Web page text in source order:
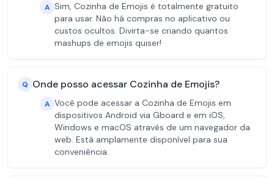
A Sim, Cozinha de Emojis é totalmente gratuito
para usar. Não há compras no aplicativo ou
custos ocultos. Divirta-se criando quantos
mashups de emojis quiser!
Q Onde posso acessar Cozinha de Emojis?
A Você pode acessar a Cozinha de Emojis em
dispositivos Android via Gboard e em iOS,
Windows e macOS através de um navegador da
web. Está amplamente disponível para sua
conveniência.